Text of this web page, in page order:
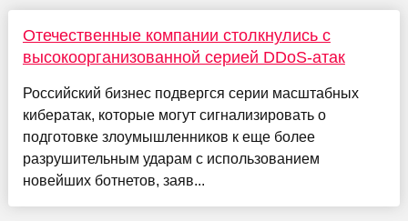
Отечественные компании столкнулись с
высокоорганизованной серией DDoS-атак
Российский бизнес подвергся серии масштабных
кибератак, которые могут сигнализировать о
подготовке злоумышленников к еще более
разрушительным ударам с использованием
новейших ботнетов, заяв...